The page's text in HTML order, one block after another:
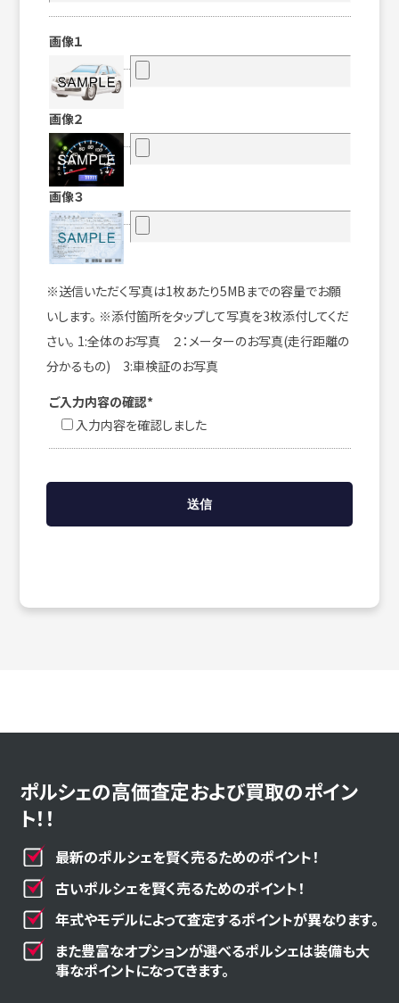
画像１
画像２
画像３
※送信いただく写真は1枚あたり5MBまでの容量でお願
いします。 ※添付箇所をタップして写真を3枚添付してくだ
さい。 1:全体のお写真 ２：メーターのお写真(走行距離の
分かるもの) 3:車検証のお写真
ご入力内容の確認*
入力内容を確認しました
ポルシェの高価査定および買取のポイン
ト！！
最新のポルシェを賢く売るためのポイント！
古いポルシェを賢く売るためのポイント！
年式やモデルによって査定するポイントが異なります。
また豊富なオプションが選べるポルシェは装備も大
事なポイントになってきます。